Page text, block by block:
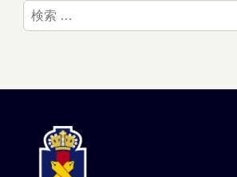
検
索